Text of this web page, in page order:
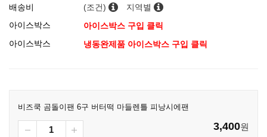
배송비
(조건)
지역별
아이스박스
아이스박스 구입 클릭
아이스박스
냉동완제품 아이스박스 구입 클릭
비즈쿡 곰돌이팬 6구 버터떡 마들렌틀 피낭시에팬
3,400원